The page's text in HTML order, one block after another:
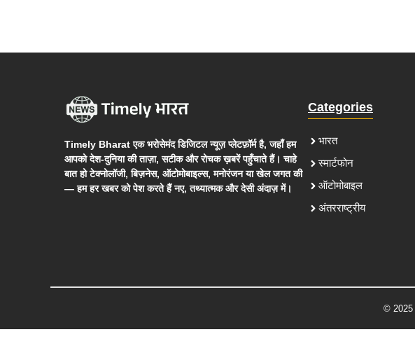
Timely Bharat एक भरोसेमंद डिजिटल न्यूज़ प्लेटफ़ॉर्म है, जहाँ हम
आपको देश-दुनिया की ताज़ा, सटीक और रोचक ख़बरें पहुँचाते हैं। चाहे
बात हो टेक्नोलॉजी, बिज़नेस, ऑटोमोबाइल्स, मनोरंजन या खेल जगत की
— हम हर खबर को पेश करते हैं नए, तथ्यात्मक और देसी अंदाज़ में।
Categories
भारत
स्मार्टफोन
ऑटोमोबाइल
अंतरराष्ट्रीय
© 2025